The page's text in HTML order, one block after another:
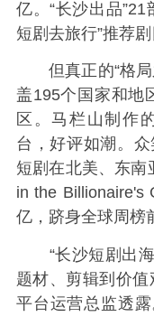
亿。“长沙出品
短剧去旅行”推荐
但真正的“格局
盖195个国家和地
区。马栏山制作
台，好评如潮。
短剧在北美、东南
in the Billionaire's
亿，跻身全球周榜
“长沙短剧出海
题材、剪辑到价
平台运营总监透